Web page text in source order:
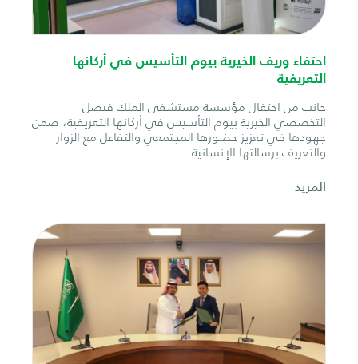
احتفاء وريف الخيرية بيوم التأسيس في أركانها
التعريفية
جانب من احتفال مؤسسة مستشفى الملك فيصل
التخصصي الخيرية بيوم التأسيس في أركانها التعريفية، ضمن
جهودها في تعزيز حضورها المجتمعي والتفاعل مع الزوار
والتعريف برسالتها الإنسانية.
المزيد